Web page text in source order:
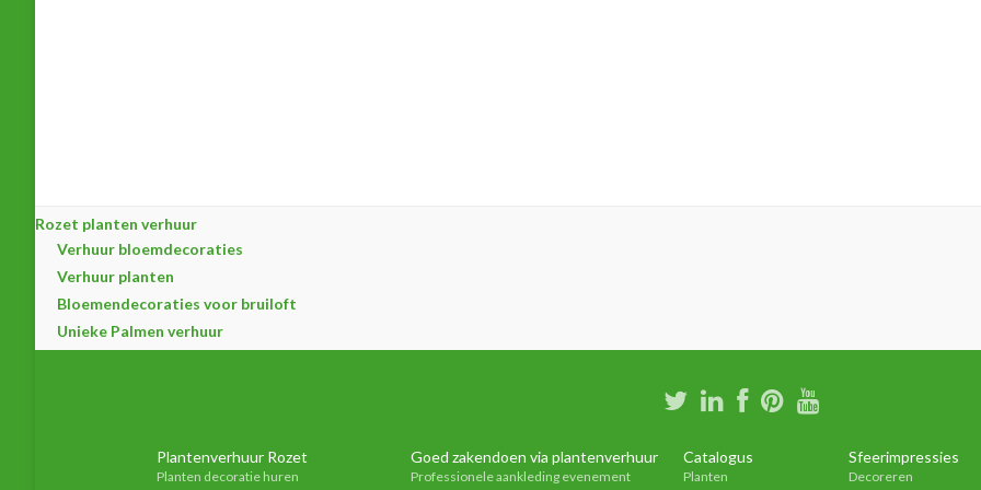
Rozet planten verhuur
Verhuur bloemdecoraties
Verhuur planten
Bloemendecoraties voor bruiloft
Unieke Palmen verhuur
Plantenverhuur Rozet
Planten decoratie huren
Goed zakendoen via plantenverhuur
Professionele aankleding evenement
Catalogus
Planten
Sfeerimpressies
Decoreren